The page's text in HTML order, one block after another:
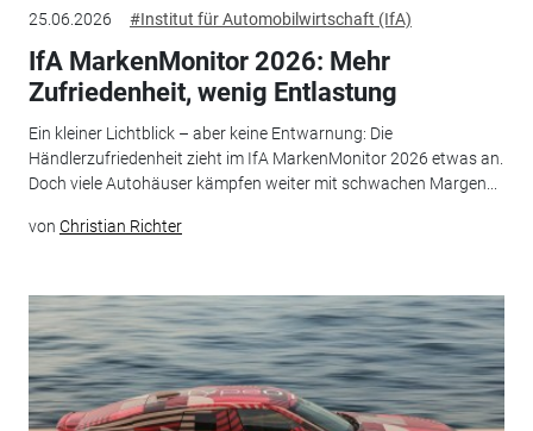
25.06.2026 #Institut für Automobilwirtschaft (IfA)
IfA MarkenMonitor 2026: Mehr
Zufriedenheit, wenig Entlastung
Ein kleiner Lichtblick – aber keine Entwarnung: Die
Händlerzufriedenheit zieht im IfA MarkenMonitor 2026 etwas an.
Doch viele Autohäuser kämpfen weiter mit schwachen Margen...
von Christian Richter